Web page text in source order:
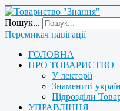
Пошук...
Перемикач навігації
ГОЛОВНА
ПРО ТОВАРИСТВО
У лекторії
Знамениті
Підрозділи
УПРАВЛІННЯ